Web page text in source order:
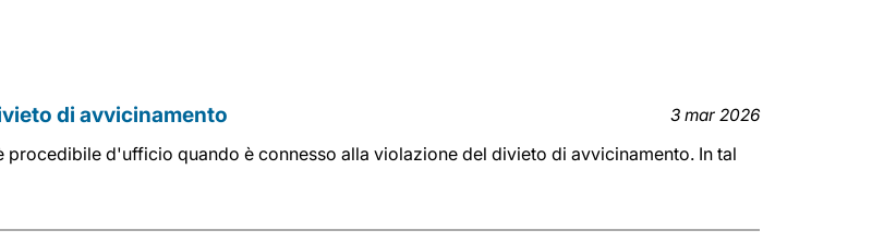
di avvicinamento 3 mar 2026
procedibile d'ufficio quando è connesso alla violazione del divieto di avvicinamento. In tal